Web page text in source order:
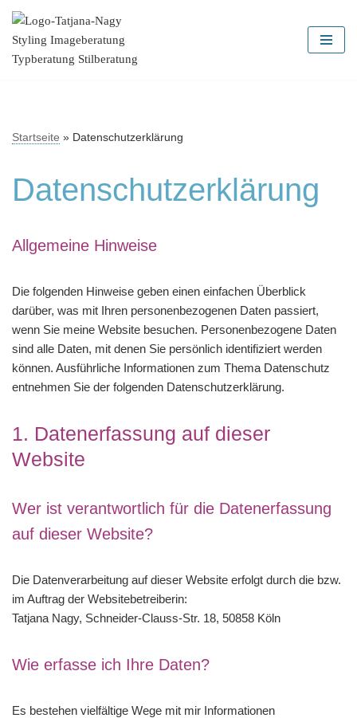
Zum
Inhalt
Startseite » Datenschutzerklärung
Datenschutzerklärung
Allgemeine Hinweise
Die folgenden Hinweise geben einen einfachen Überblick
darüber, was mit Ihren personenbezogenen Daten passiert,
wenn Sie meine Website besuchen. Personenbezogene Daten
sind alle Daten, mit denen Sie persönlich identifiziert werden
können. Ausführliche Informationen zum Thema Datenschutz
entnehmen Sie der folgenden Datenschutzerklärung.
1. Datenerfassung auf dieser
Website
Wer ist verantwortlich für die Datenerfassung
auf dieser Website?
Die Datenverarbeitung auf dieser Website erfolgt durch die bzw.
im Auftrag der Websitebetreiberin:
Tatjana Nagy, Schneider-Clauss-Str. 18, 50858 Köln
Wie erfasse ich Ihre Daten?
Es bestehen vielfältige Wege mit mir Informationen